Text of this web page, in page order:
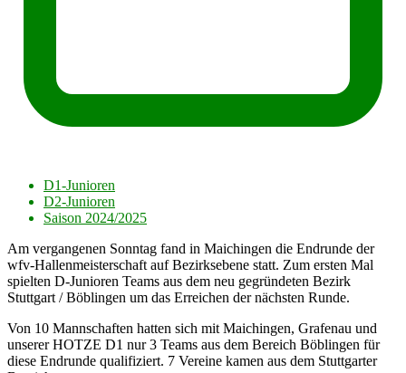
D1-Junioren
D2-Junioren
Saison 2024/2025
Am vergangenen Sonntag fand in Maichingen die Endrunde der
wfv-Hallenmeisterschaft auf Bezirksebene statt. Zum ersten Mal
spielten D-Junioren Teams aus dem neu gegründeten Bezirk
Stuttgart / Böblingen um das Erreichen der nächsten Runde.
Von 10 Mannschaften hatten sich mit Maichingen, Grafenau und
unserer HOTZE D1 nur 3 Teams aus dem Bereich Böblingen für
diese Endrunde qualifiziert. 7 Vereine kamen aus dem Stuttgarter